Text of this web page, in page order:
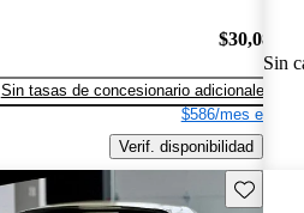
$30,086
Sin tasas de concesionario adicionales
$586/mes est.
Verif. disponibilidad
Sin
Guarda